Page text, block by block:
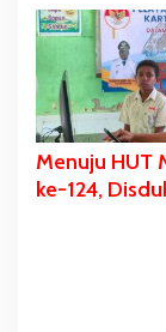
Bazar Kuliner
Menuju HUT
ke-124,